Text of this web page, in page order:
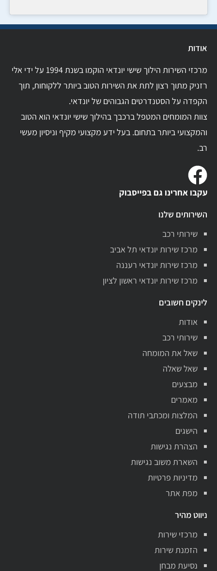
אודות
מרכזי השירות הילוך שישי יונדאי הוקמו בשנת 1994 על ידי אלי
רזניק מתוך רצון לתת את השירות הטוב ביותר ללקוחות, תוך
הקפדה על הסטנדרטים הגבוהים של יונדאי.
צוות המומחים המטפל ברכבך בהילוך שישי יונדאי הוא הטוב
והמקצועי ביותר בתחום. בעל ידע מקצועי מקיף וניסיון מעשי
רב.
עקבו אחרינו גם בפייסבוק
השירותים שלנו
שירותי רכב
מרכז שירות יונדאי תל אביב
מרכז שירות יונדאי רעננה
מרכז שירות יונדאי ראשון לציון
לינקים חשובים
אודות
שירותי רכב
שאל את המומחה
שאל שאלה
מבצעים
מאמרים
המלצות ומכתבי תודה
הישגים
הצהרת נגישות
השארת משוב נגישות
מדיניות פרטיות
מפת אתר
ניווט מהיר
מרכזי שירות
הזמנת שירות
נסיעת מבחן